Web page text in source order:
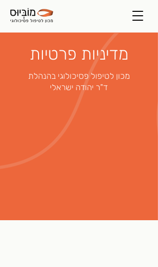
מדיניות פרטיות
מכון לטיפול פסיכולוגי בהנהלת
ד"ר יהודה ישראלי